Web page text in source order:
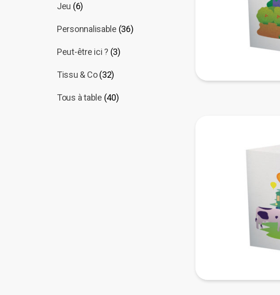
Jeu (6)
Personnalisable (36)
Peut-être ici ? (3)
Tissu & Co (32)
Tous à table (40)